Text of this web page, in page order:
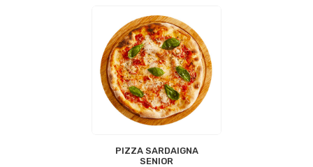
PIZZA SARDAIGNA
SENIOR